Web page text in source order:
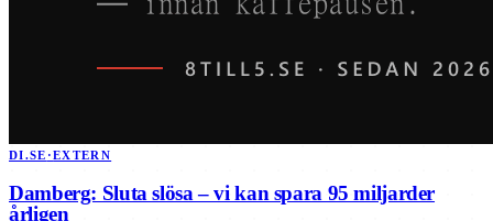
DI.SE ·EXTERN
Damberg: Sluta slösa – vi kan spara 95 miljarder
årligen